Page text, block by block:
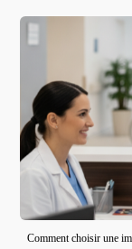
Comment choisir une